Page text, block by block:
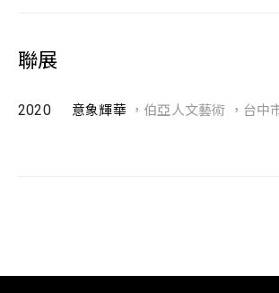
聯展
2020 意象輝華 ，伯亞人文藝術 ，台中